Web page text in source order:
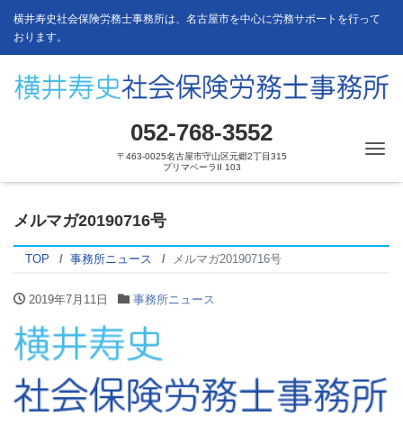
横井寿史社会保険労務士事務所は、名古屋市を中心に労務サポートを行って
おります。
052-768-3552
〒463-0025名古屋市守山区元郷2丁目315
プリマベーラII 103
メルマガ20190716号
TOP 事務所ニュース メルマガ20190716号
2019年7月11日 事務所ニュース